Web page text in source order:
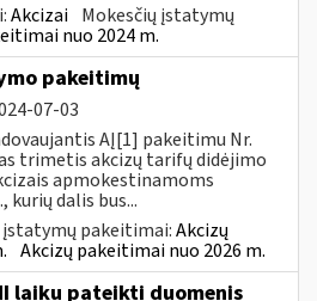
Akcizai Mokesčių įstatymų
nuo 2024 m.
pakeitimų
07-03
AĮ[1] pakeitimu Nr.
trimetis akcizų tarifų didėjimo
apmokestinamoms
kurių dalis bus...
įstatymų pakeitimai:Akcizų
Akcizų pakeitimai nuo 2026 m.
laiku pateikti duomenis